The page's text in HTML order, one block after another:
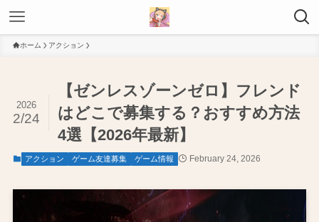
ホーム アクション
【ゼンレスゾーンゼロ】フレンド
はどこで募集する？おすすめ方法
4選【2026年最新】
2026
2/24
アクション ゲーム友達募集 ゲーム情報 February 24, 2026